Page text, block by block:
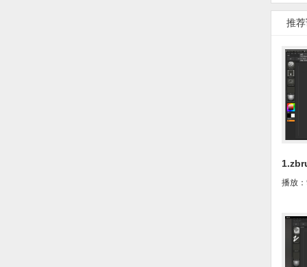
推
教你
播放